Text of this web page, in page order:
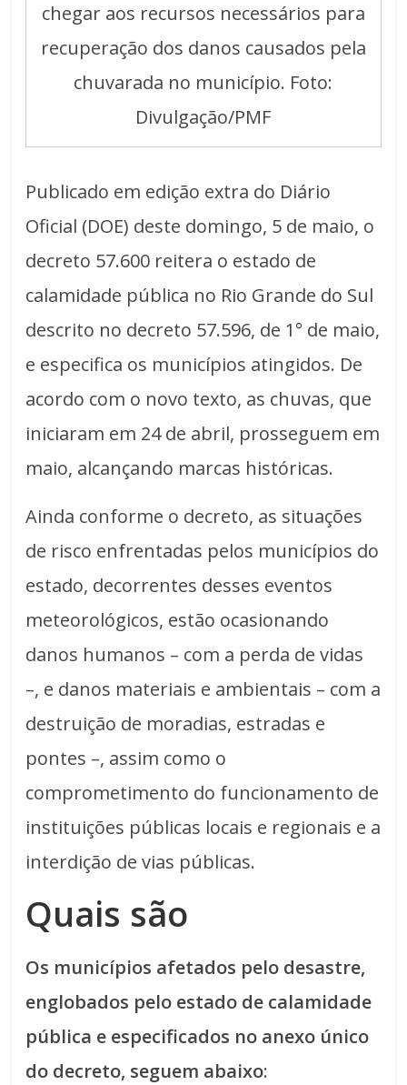
chegar aos recursos necessários para
recuperação dos danos causados pela
chuvarada no município. Foto:
Divulgação/PMF
Publicado em edição extra do Diário
Oficial (DOE) deste domingo, 5 de maio, o
decreto 57.600 reitera o estado de
calamidade pública no Rio Grande do Sul
descrito no decreto 57.596, de 1° de maio,
e especifica os municípios atingidos. De
acordo com o novo texto, as chuvas, que
iniciaram em 24 de abril, prosseguem em
maio, alcançando marcas históricas.
Ainda conforme o decreto, as situações
de risco enfrentadas pelos municípios do
estado, decorrentes desses eventos
meteorológicos, estão ocasionando
danos humanos – com a perda de vidas
–, e danos materiais e ambientais – com a
destruição de moradias, estradas e
pontes –, assim como o
comprometimento do funcionamento de
instituições públicas locais e regionais e a
interdição de vias públicas.
Quais são
Os municípios afetados pelo desastre,
englobados pelo estado de calamidade
pública e especificados no anexo único
do decreto, seguem abaixo: